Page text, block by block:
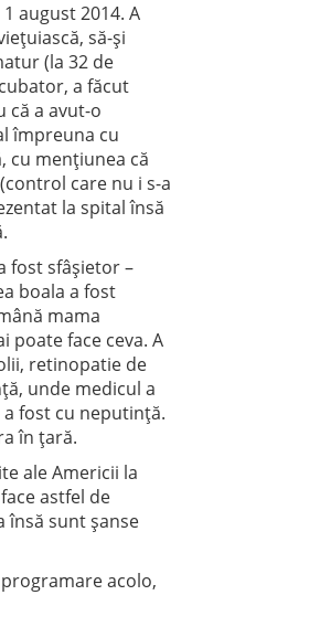
august 2014. A
să-şi
(la 32 de
a făcut
că a avut-o
împreuna cu
cu menţiunea că
care nu i s-a
la spital însă
fost sfâşietor –
boala a fost
mama
poate face ceva. A
retinopatie de
unde medicul a
fost cu neputinţă.
în ţară.
ale Americii la
astfel de
însă sunt şanse
acolo,